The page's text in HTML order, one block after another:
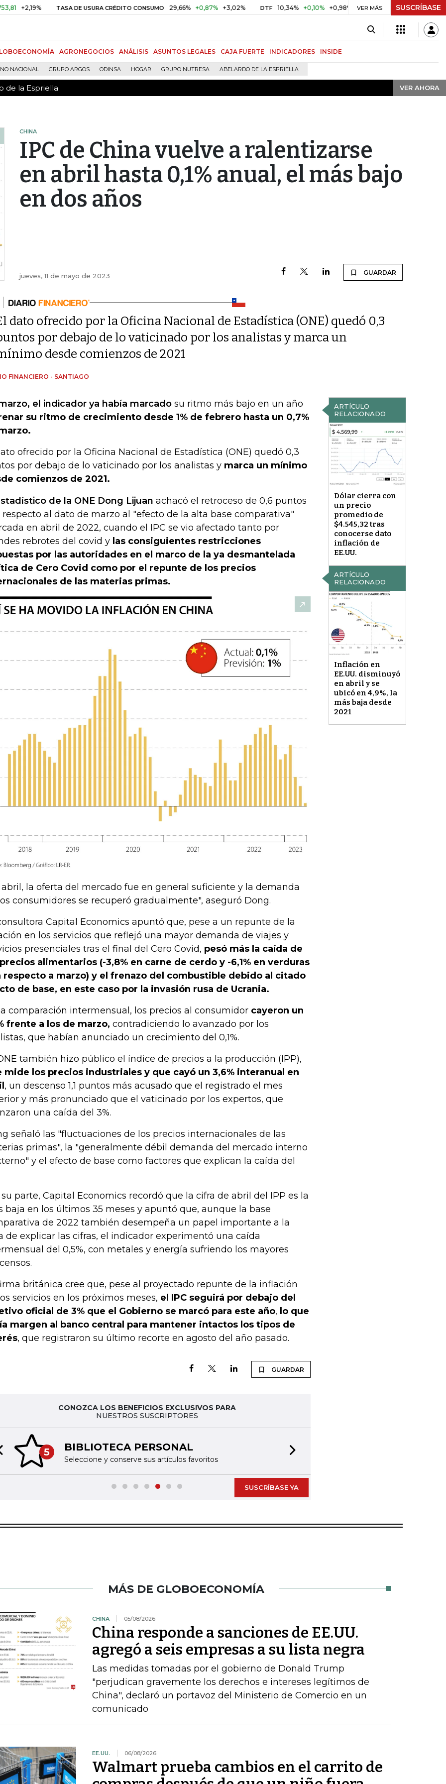
TASA DE USURA CRÉDITO CONSUMO 29,66% +0,87% +3,02% DTF 10,34% +0,10% +0,98% UVR $ 416,91 +$ 0,05 +0,01%
VER MÁS SUSCRÍBASE
AGRONEGOCIOS ANÁLISIS ASUNTOS LEGALES CAJA FUERTE INDICADORES INSIDE
NACIONAL GRUPO ARGOS ODINSA HOGAR GRUPO NUTRESA ABELARDO DE LA ESPRIELLA
de la Espriella VER AHORA
de la Espriella VER AHORA
CHINA
IPC de China vuelve a ralentizarse
en abril hasta 0,1% anual, el más bajo
en dos años
jueves, 11 de mayo de 2023 GUARDAR
dato ofrecido por la Oficina Nacional de Estadística (ONE) quedó 0,3
por debajo de lo vaticinado por los analistas y marca un
desde comienzos de 2021
FINANCIERO - SANTIAGO
ARTÍCULO
RELACIONADO
Dólar cierra con
un precio
promedio de
$4.545,32 tras
conocerse dato
inflación de
EE.UU.
el indicador ya había marcado su ritmo más bajo en un año
su ritmo de crecimiento desde 1% de febrero hasta un 0,7%
ofrecido por la Oficina Nacional de Estadística (ONE) quedó 0,3
por debajo de lo vaticinado por los analistas y marca un mínimo
comienzos de 2021.
ARTÍCULO
RELACIONADO
Inflación en
EE.UU. disminuyó
en abril y se
ubicó en 4,9%, la
más baja desde
2021
de la ONE Dong Lijuan achacó el retroceso de 0,6 puntos
respecto al dato de marzo al "efecto de la alta base comparativa"
en abril de 2022, cuando el IPC se vio afectado tanto por
rebrotes del covid y las consiguientes restricciones
por las autoridades en el marco de la ya desmantelada
de Cero Covid como por el repunte de los precios
de las materias primas.
abril, la oferta del mercado fue en general suficiente y la demanda
consumidores se recuperó gradualmente", aseguró Dong.
Capital Economics apuntó que, pese a un repunte de la
en los servicios que reflejó una mayor demanda de viajes y
presenciales tras el final del Cero Covid, pesó más la caída de
alimentarios (-3,8% en carne de cerdo y -6,1% en verduras
respecto a marzo) y el frenazo del combustible debido al citado
de base, en este caso por la invasión rusa de Ucrania.
comparación intermensual, los precios al consumidor cayeron un
frente a los de marzo, contradiciendo lo avanzado por los
que habían anunciado un crecimiento del 0,1%.
también hizo público el índice de precios a la producción (IPP),
mide los precios industriales y que cayó un 3,6% interanual en
, un descenso 1,1 puntos más acusado que el registrado el mes
y más pronunciado que el vaticinado por los expertos, que
una caída del 3%.
señaló las "fluctuaciones de los precios internacionales de las
primas", la "generalmente débil demanda del mercado interno
y el efecto de base como factores que explican la caída del
parte, Capital Economics recordó que la cifra de abril del IPP es la
baja en los últimos 35 meses y apuntó que, aunque la base
de 2022 también desempeña un papel importante a la
de explicar las cifras, el indicador experimentó una caída
del 0,5%, con metales y energía sufriendo los mayores
británica cree que, pese al proyectado repunte de la inflación
servicios en los próximos meses, el IPC seguirá por debajo del
oficial de 3% que el Gobierno se marcó para este año, lo que
margen al banco central para mantener intactos los tipos de
, que registraron su último recorte en agosto del año pasado.
GUARDAR
CONOZCA LOS BENEFICIOS EXCLUSIVOS PARA
NUESTROS SUSCRIPTORES
5 BIBLIOTECA PERSONAL
Seleccione y conserve sus artículos favoritos
slide
SUSCRÍBASE YA
MÁS DE GLOBOECONOMÍA
CHINA 05/08/2026
China responde a sanciones de EE.UU.
agregó a seis empresas a su lista negra
Las medidas tomadas por el gobierno de Donald Trump
"perjudican gravemente los derechos e intereses legítimos de
China", declaró un portavoz del Ministerio de Comercio en un
comunicado
EE.UU. 06/08/2026
Walmart prueba cambios en el carrito de